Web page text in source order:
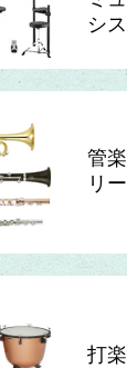
シ
管
リ
打